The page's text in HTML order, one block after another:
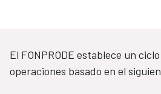
El FONPRODE establece un
operaciones basado en el